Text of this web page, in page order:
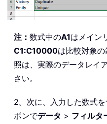
注： 数式中のA1はメイン
C1:C10000は比較対象
照は、実際のデータレイ
さい。
2。次に、入力した数式
ボンでデータ > フィルタ